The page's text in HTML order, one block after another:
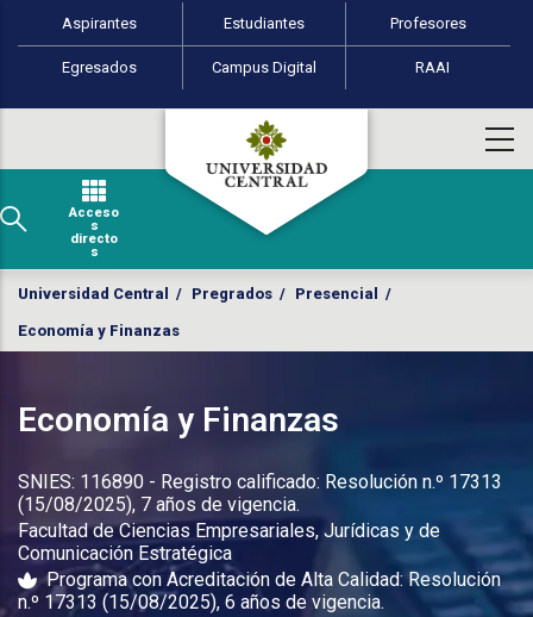
Pasar al contenido principal
Perfiles de usuario
Aspirantes Estudiantes Profesores
Egresados Campus Digital RAAI
Acceso
s
directo
s
Universidad Central / Pregrados / Presencial /
Economía y Finanzas
Economía y Finanzas
SNIES: 116890 - Registro calificado: Resolución n.º 17313
(15/08/2025), 7 años de vigencia.
Facultad de Ciencias Empresariales, Jurídicas y de
Comunicación Estratégica
Programa con Acreditación de Alta Calidad: Resolución
n.º 17313 (15/08/2025), 6 años de vigencia.